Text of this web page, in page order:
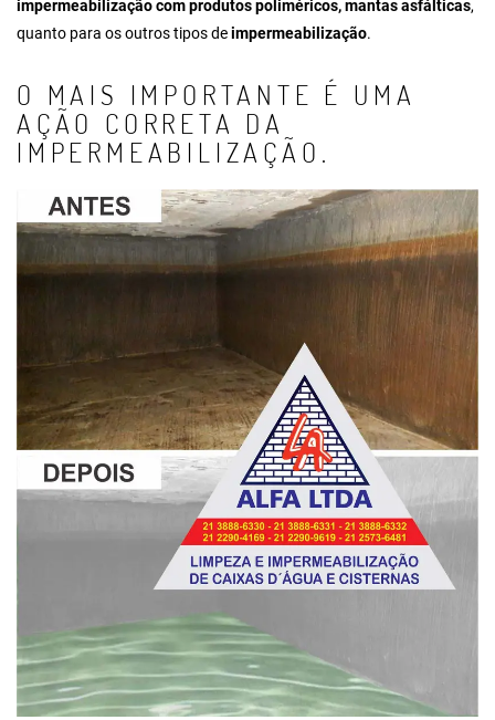
impermeabilização com produtos poliméricos, mantas asfálticas,
quanto para os outros tipos deimpermeabilização.
O MAIS IMPORTANTE É UMA
AÇÃO CORRETA DA
IMPERMEABILIZAÇÃO.